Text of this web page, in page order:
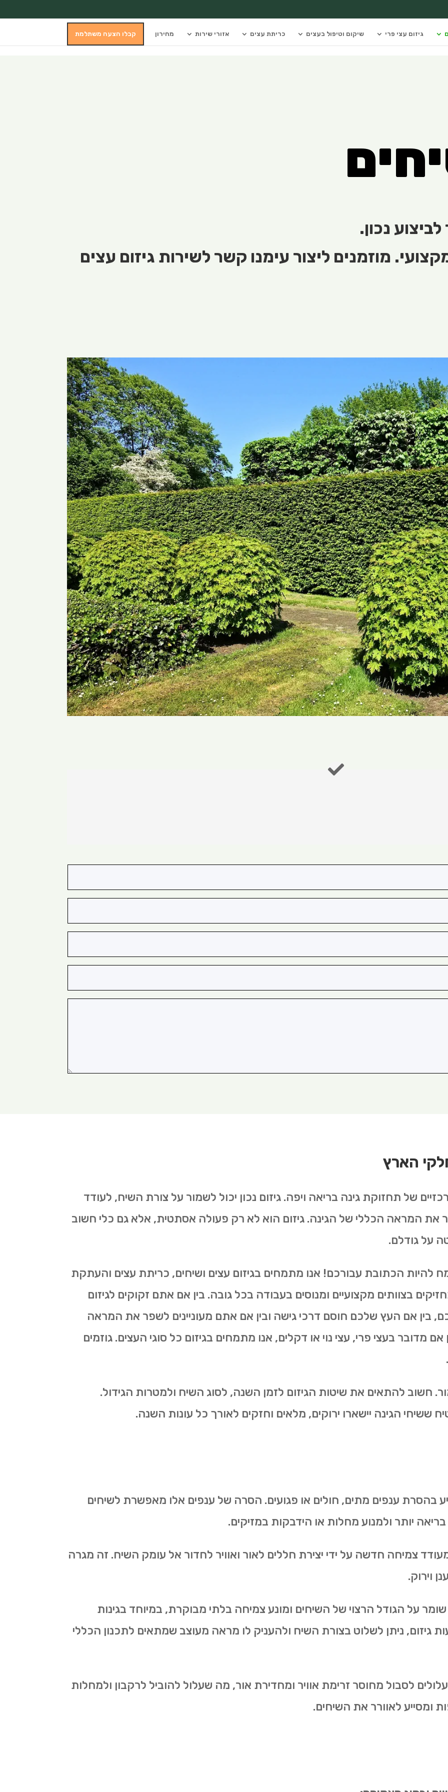
גיזום עצי פרי שיקום וטיפול בעצים כריתת עצים אזורי שירות מחירון קבלו הצעה משתלמת
נכון.
מוזמנים ליצור עימנו קשר לשירות גיזום עצים
הארץ
של תחזוקת גינה בריאה ויפה. גיזום נכון יכול לשמור על צורת השיח, לעודד
את המראה הכללי של הגינה. גיזום הוא לא רק פעולה אסתטית, אלא גם כלי חשוב
על גודלם.
להיות הכתובת עבורכם! אנו מתמחים בגיזום עצים ושיחים, כריתת עצים והעתקת
בצוותים מקצועיים ומנוסים בעבודה בכל גובה. בין אם אתם זקוקים לגיזום
בין אם העץ שלכם חוסם דרכי גישה ובין אם אתם מעוניינים לשפר את המראה
מדובר בעצי פרי, עצי נוי או דקלים, אנו מתמחים בגיזום כל סוגי העצים. גוזמים
חשוב להתאים את שיטות הגיזום לזמן השנה, לסוג השיח ולמטרות הגידול.
ששיחי הגינה יישארו ירוקים, מלאים וחזקים לאורך כל עונות השנה.
בהסרת ענפים מתים, חולים או פגועים. הסרה של ענפים אלו מאפשרת לשיחים
יותר ולמנוע מחלות או הידבקות במזיקים.
צמיחה חדשה על ידי יצירת חללים לאור ואוויר לחדור אל עומק השיח. זה מגרה
וירוק.
שומר על הגודל הרצוי של השיחים ומונע צמיחה בלתי מבוקרת, במיוחד בגינות
גיזום, ניתן לשלוט בצורת השיח ולהעניק לו מראה מעוצב שמתאים לתכנון הכללי
לסבול מחוסר זרימת אוויר ומחדירת אור, מה שעלול להוביל לרקבון ולמחלות
ומסייע לאוורר את השיחים.